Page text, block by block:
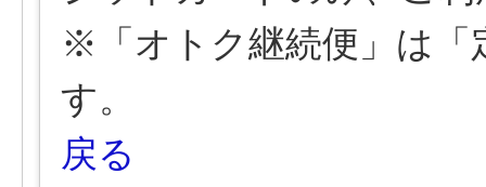
※「オトク継続便」は「
す。
戻る